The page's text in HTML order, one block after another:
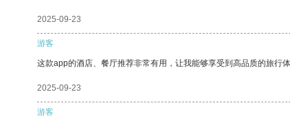
2025-09-23
游客
这款app的酒店、餐厅推荐非常有用，让我能够享受到高品质的旅行体
2025-09-23
游客